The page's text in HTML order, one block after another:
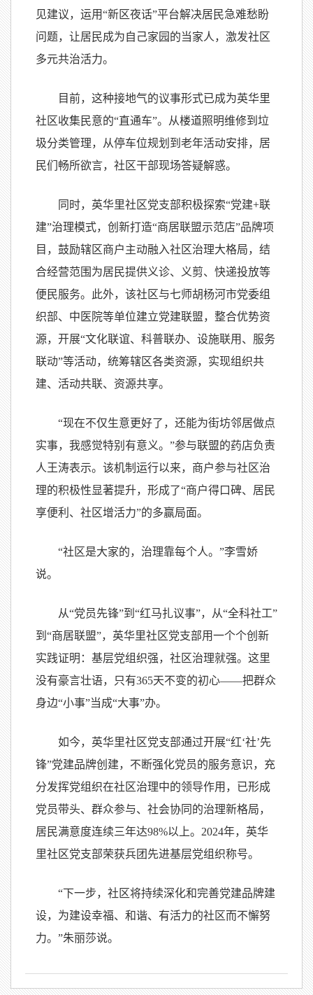
见建议，运用“新区夜话”平台解决居民急难愁盼
问题，让居民成为自己家园的当家人，激发社区
多元共治活力。
目前，这种接地气的议事形式已成为英华里
社区收集民意的“直通车”。从楼道照明维修到垃
圾分类管理，从停车位规划到老年活动安排，居
民们畅所欲言，社区干部现场答疑解惑。
同时，英华里社区党支部积极探索“党建+联
建”治理模式，创新打造“商居联盟示范店”品牌项
目，鼓励辖区商户主动融入社区治理大格局，结
合经营范围为居民提供义诊、义剪、快递投放等
便民服务。此外，该社区与七师胡杨河市党委组
织部、中医院等单位建立党建联盟，整合优势资
源，开展“文化联谊、科普联办、设施联用、服务
联动”等活动，统筹辖区各类资源，实现组织共
建、活动共联、资源共享。
“现在不仅生意更好了，还能为街坊邻居做点
实事，我感觉特别有意义。”参与联盟的药店负责
人王涛表示。该机制运行以来，商户参与社区治
理的积极性显著提升，形成了“商户得口碑、居民
享便利、社区增活力”的多赢局面。
“社区是大家的，治理靠每个人。”李雪娇
说。
从“党员先锋”到“红马扎议事”，从“全科社工”
到“商居联盟”，英华里社区党支部用一个个创新
实践证明：基层党组织强，社区治理就强。这里
没有豪言壮语，只有365天不变的初心——把群众
身边“小事”当成“大事”办。
如今，英华里社区党支部通过开展“红‘社’先
锋”党建品牌创建，不断强化党员的服务意识，充
分发挥党组织在社区治理中的领导作用，已形成
党员带头、群众参与、社会协同的治理新格局，
居民满意度连续三年达98%以上。2024年，英华
里社区党支部荣获兵团先进基层党组织称号。
“下一步，社区将持续深化和完善党建品牌建
设，为建设幸福、和谐、有活力的社区而不懈努
力。”朱丽莎说。